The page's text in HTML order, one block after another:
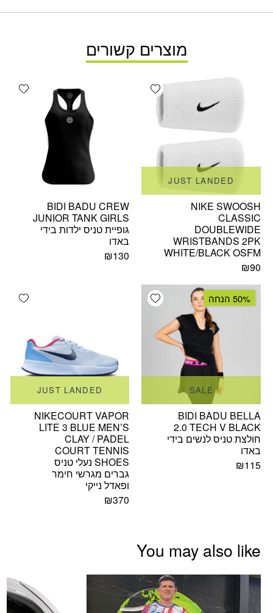
מוצרים קשורים
Add wishlist
JUST LANDED
NIKE SWOOSH
CLASSIC
DOUBLEWIDE
WRISTBANDS 2PK
WHITE/BLACK OSFM
₪90
BIDI BADU CREW
JUNIOR TANK GIRLS
גופיית טניס ילדות בידי
באדו
₪130
Add wishlist 50% הנחה
SALE
BIDI BADU BELLA
2.0 TECH V BLACK
חולצת טניס לנשים בידי
באדו
₪115
JUST LANDED
NIKECOURT VAPOR
LITE 3 BLUE MEN’S
CLAY / PADEL
COURT TENNIS
SHOES נעלי טניס
גברים מגרשי חימר
ופאדל נייקי
₪370
You may also like